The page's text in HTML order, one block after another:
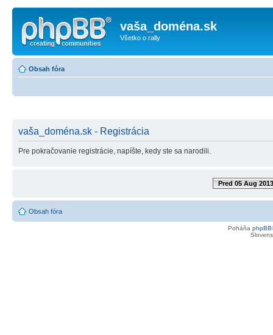
vaša_doména.sk
Všetko o rally
Obsah fóra
vaša_doména.sk - Registrácia
Pre pokračovanie registrácie, napíšte, kedy ste sa narodili.
Pred 05 Aug 2013
Obsah fóra
Poháňa phpBB